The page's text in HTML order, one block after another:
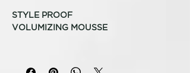
STYLE PROOF
VOLUMIZING MOUSSE